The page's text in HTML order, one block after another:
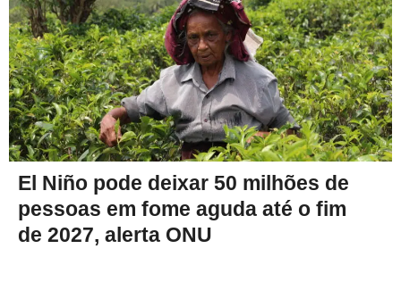
El Niño pode deixar 50 milhões de
pessoas em fome aguda até o fim
de 2027, alerta ONU